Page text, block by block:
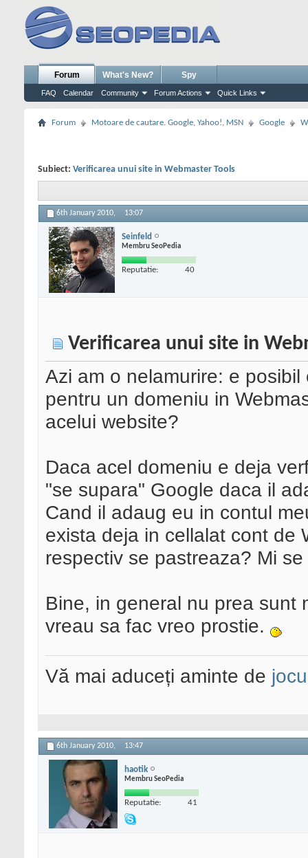
Forum
FAQ Calendar Community Forum Actions Quick Links
What's New? Spy
Forum Motoare de cautare. Google, Yahoo!, MSN Google
Subiect: Verificarea unui site in Webmaster Tools
6th January 2010, 13:07
Seinfeld
Membru SeoPedia
Reputatie: 40
Verificarea unui site in
Azi am o nelamurire: e
pentru un domeniu in
acelui website?
Daca acel domeniu e deja
"se supara" Google daca il
Cand il adaug eu in contul
exista deja in cellalat cont de
respectiv se pastreaza? Mi
Bine, in general nu prea sunt
vreau sa fac vreo prostie.
Vă mai aduceți aminte de
6th January 2010, 13:47
haotik
Membru SeoPedia
Reputatie: 41